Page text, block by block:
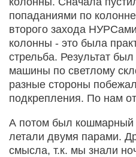
попаданиями по
второго захода
колонны - это была
стрельба. Результат
машины по светлому
разные стороны
подкрепления. По нам
А потом был
летали двумя парами.
смысла, т.к. мы знали